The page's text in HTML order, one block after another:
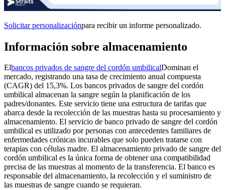
Solicitar personalizaciónpara recibir un informe personalizado.
Información sobre almacenamiento
Elbancos privados de sangre del cordón umbilicalDominan el
mercado, registrando una tasa de crecimiento anual compuesta
(CAGR) del 15,3%. Los bancos privados de sangre del cordón
umbilical almacenan la sangre según la planificación de los
padres/donantes. Este servicio tiene una estructura de tarifas que
abarca desde la recolección de las muestras hasta su procesamiento y
almacenamiento. El servicio de banco privado de sangre del cordón
umbilical es utilizado por personas con antecedentes familiares de
enfermedades crónicas incurables que solo pueden tratarse con
terapias con células madre. El almacenamiento privado de sangre del
cordón umbilical es la única forma de obtener una compatibilidad
precisa de las muestras al momento de la transferencia. El banco es
responsable del almacenamiento, la recolección y el suministro de
las muestras de sangre cuando se requieran.